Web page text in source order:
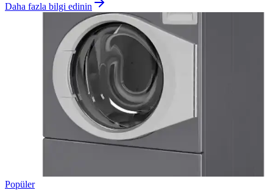
Daha fazla bilgi edinin
Popüler